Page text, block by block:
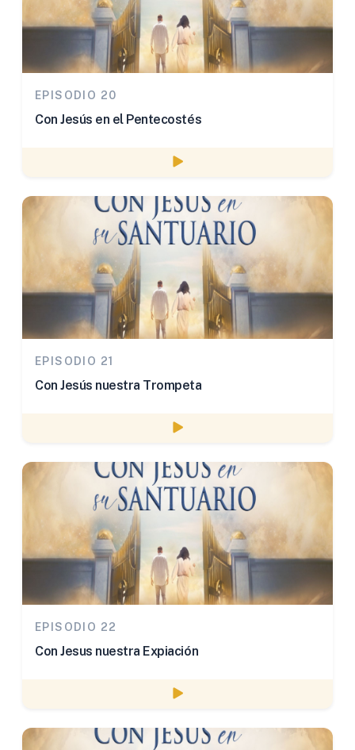
EPISODIO 20
Con Jesús en el Pentecostés
Watch episode
EPISODIO 21
Con Jesús nuestra Trompeta
Watch episode
EPISODIO 22
Con Jesus nuestra Expiación
Watch episode